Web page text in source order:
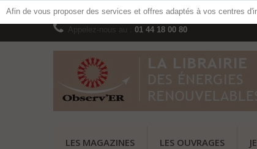
01 44 18 00 80
LES MAGAZINES LES OUVRAGES
Afin de vous proposer des services et offres adaptés à vos centres